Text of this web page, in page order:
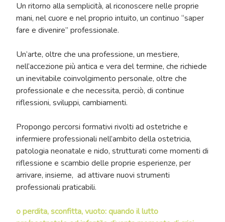
Un ritorno alla semplicità, al riconoscere nelle proprie
mani, nel cuore e nel proprio intuito, un continuo “saper
fare e divenire” professionale.
Un’arte, oltre che una professione, un mestiere,
nell’accezione più antica e vera del termine, che richiede
un inevitabile coinvolgimento personale, oltre che
professionale e che necessita, perciò, di continue
riflessioni, sviluppi, cambiamenti.
Propongo percorsi formativi rivolti ad ostetriche e
infermiere professionali nell’ambito della ostetricia,
patologia neonatale e nido, strutturati come momenti di
riflessione e scambio delle proprie esperienze, per
arrivare, insieme, ad attivare nuovi strumenti
professionali praticabili.
o perdita, sconfitta, vuoto: quando il lutto